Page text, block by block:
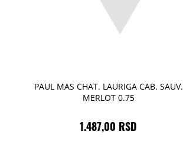
PAUL MAS CHAT. LAURIGA CAB. SAUV.
MERLOT 0.75
1.487,00 RSD